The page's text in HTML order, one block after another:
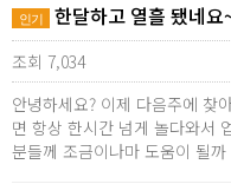
인기 한달하고 열흘 됐네
조회 7,034
안녕하세요? 이제 다음주에 찾
면 항상 한시간 넘게 놀다와서
분들께 조금이나마 도움이 될